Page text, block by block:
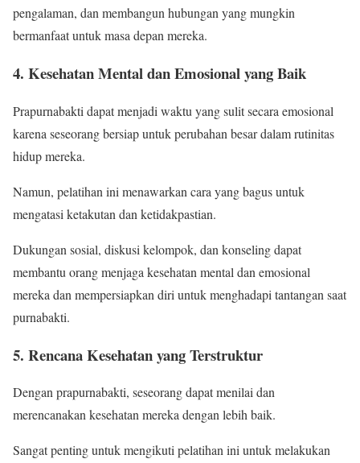
pengalaman, dan membangun hubungan yang mungkin
bermanfaat untuk masa depan mereka.
4. Kesehatan Mental dan Emosional yang Baik
Prapurnabakti dapat menjadi waktu yang sulit secara emosional
karena seseorang bersiap untuk perubahan besar dalam rutinitas
hidup mereka.
Namun, pelatihan ini menawarkan cara yang bagus untuk
mengatasi ketakutan dan ketidakpastian.
Dukungan sosial, diskusi kelompok, dan konseling dapat
membantu orang menjaga kesehatan mental dan emosional
mereka dan mempersiapkan diri untuk menghadapi tantangan saat
purnabakti.
5. Rencana Kesehatan yang Terstruktur
Dengan prapurnabakti, seseorang dapat menilai dan
merencanakan kesehatan mereka dengan lebih baik.
Sangat penting untuk mengikuti pelatihan ini untuk melakukan